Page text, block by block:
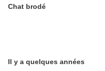
Chat brodé
Il y a quelques années